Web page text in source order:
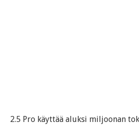
2.5 Pro käyttää aluksi miljoonan